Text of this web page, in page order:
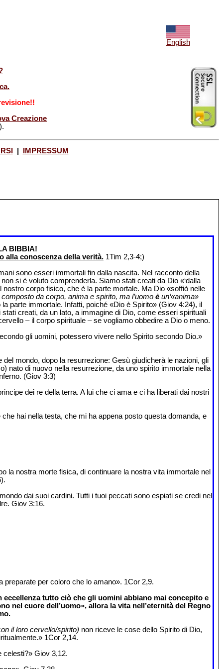
English
Creazione
IMPRESSUM
BIBBIA!
alla conoscenza della verità. 1Tim 2,3-4;)
sono esseri immortali fin dalla nascita. Nel racconto della
si è voluto comprenderla. Siamo stati creati da Dio «‘dalla
corpo fisico, che è la parte mortale. Ma Dio «soffiò nelle
da corpo, anima e spirito, ma l’uomo è un‘«anima»
parte immortale. Infatti, poiché «Dio è Spirito» (Giov 4:24), il
creati, da un lato, a immagine di Dio, come esseri spirituali
– il corpo spirituale – se vogliamo obbedire a Dio o meno.
gli uomini, potessero vivere nello Spirito secondo Dio.»
mondo, dopo la resurrezione: Gesù giudicherà le nazioni, gli
nato di nuovo nella resurrezione, da uno spirito immortale nella
(Giov 3:3)
dei re della terra. A lui che ci ama e ci ha liberati dai nostri
hai nella testa, che mi ha appena posto questa domanda, e
la nostra morte fisica, di continuare la nostra vita immortale nel
dai suoi cardini. Tutti i tuoi peccati sono espiati se credi nel
Giov 3:16.
preparate per coloro che lo amano». 1Cor 2,9.
tutto ciò che gli uomini abbiano mai concepito e
nel cuore dell’uomo», allora la vita nell’eternità del Regno
il loro cervello/spirito) non riceve le cose dello Spirito di Dio,
1Cor 2,14.
celesti?» Giov 3,12.